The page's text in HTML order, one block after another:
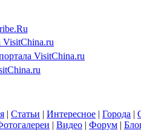
VisitChina.ru
VisitChina.ru
| Статьи | Интересное | Города |
| Видео | Форум |